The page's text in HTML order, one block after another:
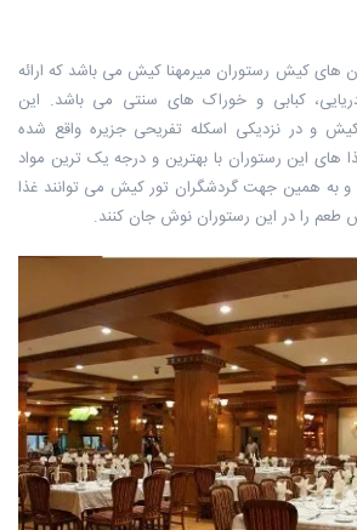
های کیش رستوران میرمهنا کیش می باشد که ارائه
کبابی و خوراک های سنتی می باشد. این
و در نزدیکی اسکله تفریحی جزیره واقع شده
این رستوران با بهترین و درجه یک ترین مواد
و به ‏همین جهت گردشگران تور کیش می توانند غذا
طعم را در ‏این رستوران نوش جان کنند.